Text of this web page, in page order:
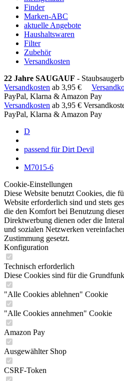
Finder
Marken-ABC
aktuelle Angebote
Haushaltswaren
Filter
Zubehör
Versandkosten
22 Jahre SAUGAUF -
Versandkosten ab 3,95 €
PayPal, Klarna & Amazon Pay
Versandkosten ab 3,95 €
PayPal, Klarna & Amazon Pay
D
passend für Dirt Devil
M7015-6
Cookie-Einstellungen
Diese Website benutzt Cookies, die
Website erforderlich sind und stets
die den Komfort bei Benutzung
Direktwerbung dienen oder die
und sozialen Netzwerken
Zustimmung gesetzt.
Konfiguration
Technisch erforderlich
Diese Cookies sind für die
"Alle Cookies ablehnen" Cookie
"Alle Cookies annehmen" Cookie
Amazon Pay
Ausgewählter Shop
CSRF-Token